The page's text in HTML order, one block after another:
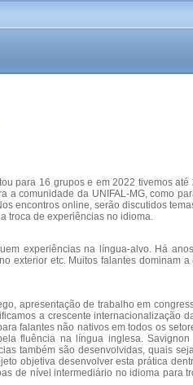
para 16 grupos e em 2022 tivemos
comunidade da UNIFAL-MG, como
encontros online, serão discutidos
troca de experiências no idioma.
experiências na língua-alvo. Há
exterior etc. Muitos falantes dominam
apresentação de trabalho em
a crescente internacionalização
falantes não nativos em todos os
fluência na língua inglesa.
também são desenvolvidas, quais
objetiva desenvolver esta prática
de nível intermediário no idioma para